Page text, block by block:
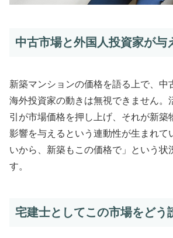
中古市場と外国人投資家が与
新築マンションの価格を語る上で、中
海外投資家の動きは無視できません。
引が市場価格を押し上げ、それが新築
影響を与えるという連動性が生まれて
いから、新築もこの価格で」という状
す。
宅建士としてこの市場をどう